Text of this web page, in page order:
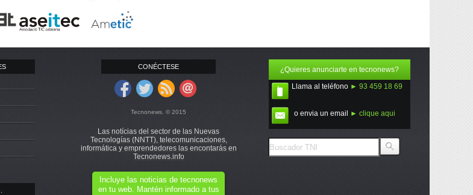
CONÉCTESE
Tecnonews. © 2015
Las notícias del sector de las Nuevas
Tecnologías (NNTT), telecomunicaciones,
informática y emprendedores las encontarás en
Tecnonews.info
Incluye las noticias de tecnonews
en tu web. Mantén informado a tus
¿Quieres anunciarte en tecnonews?
Llama al teléfono ► 93 459 18 69
o envia un email ► clique aqui